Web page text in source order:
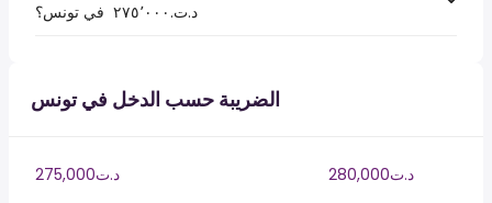
د.ت.‏٢٧٥٬٠٠٠ ‏ في تونس؟
الضريبة حسب الدخل في تونس
275,000د.ت
280,000د.ت